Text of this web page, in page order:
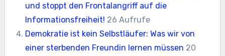
und stoppt den Frontalangriff auf die
Informationsfreiheit! 26 Aufrufe
Demokratie ist kein Selbstläufer: Was wir von
einer sterbenden Freundin lernen müssen 20